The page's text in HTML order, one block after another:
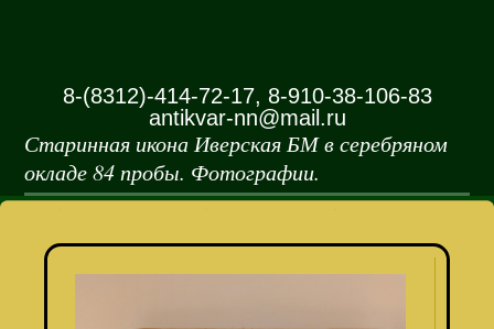
8-(8312)-414-72-17, 8-910-38-106-83
antikvar-nn@mail.ru
Старинная икона Иверская БМ в серебряном
окладе 84 пробы. Фотографии.